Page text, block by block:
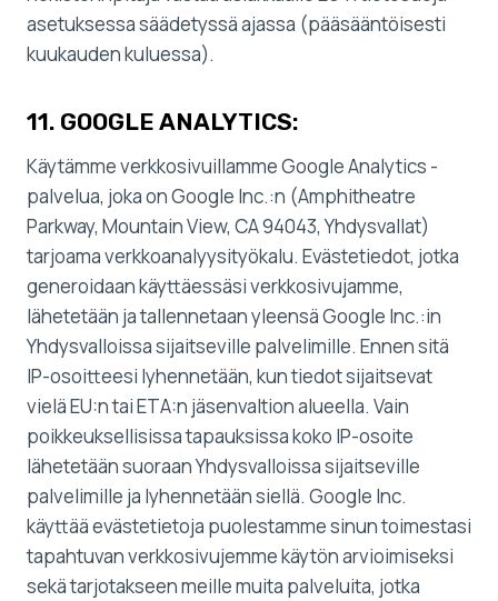
asetuksessa säädetyssä ajassa (pääsääntöisesti
kuukauden kuluessa).
11. GOOGLE ANALYTICS:
Käytämme verkkosivuillamme Google Analytics -
palvelua, joka on Google Inc.:n (Amphitheatre
Parkway, Mountain View, CA 94043, Yhdysvallat)
tarjoama verkkoanalyysityökalu. Evästetiedot, jotka
generoidaan käyttäessäsi verkkosivujamme,
lähetetään ja tallennetaan yleensä Google Inc.:in
Yhdysvalloissa sijaitseville palvelimille. Ennen sitä
IP-osoitteesi lyhennetään, kun tiedot sijaitsevat
vielä EU:n tai ETA:n jäsenvaltion alueella. Vain
poikkeuksellisissa tapauksissa koko IP-osoite
lähetetään suoraan Yhdysvalloissa sijaitseville
palvelimille ja lyhennetään siellä. Google Inc.
käyttää evästetietoja puolestamme sinun toimestasi
tapahtuvan verkkosivujemme käytön arvioimiseksi
sekä tarjotakseen meille muita palveluita, jotka